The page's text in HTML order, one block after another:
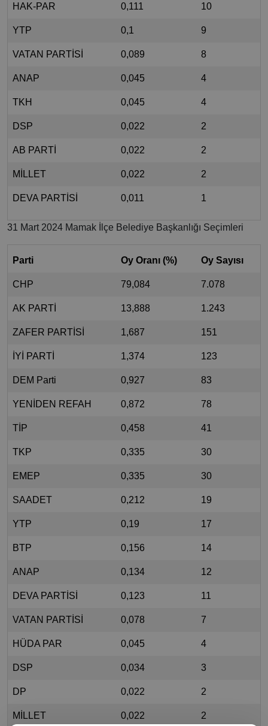
HAK-PAR 0,111 10
YTP 0,1 9
VATAN PARTİSİ 0,089 8
ANAP 0,045 4
TKH 0,045 4
DSP 0,022 2
AB PARTİ 0,022 2
MİLLET 0,022 2
DEVA PARTİSİ 0,011 1
31 Mart 2024 Mamak İlçe Belediye Başkanlığı Seçimleri
Parti Oy Oranı (%) Oy Sayısı
CHP 79,084 7.078
AK PARTİ 13,888 1.243
ZAFER PARTİSİ 1,687 151
İYİ PARTİ 1,374 123
DEM Parti 0,927 83
YENİDEN REFAH 0,872 78
TİP 0,458 41
TKP 0,335 30
EMEP 0,335 30
SAADET 0,212 19
YTP 0,19 17
BTP 0,156 14
ANAP 0,134 12
DEVA PARTİSİ 0,123 11
VATAN PARTİSİ 0,078 7
HÜDA PAR 0,045 4
DSP 0,034 3
DP 0,022 2
MİLLET 0,022 2